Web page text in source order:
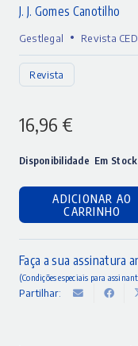
J. J. Gomes Canotilho
Gestlegal • Revista
Revista
16,96 €
Disponibilidade Em Stock
ADICIONAR AO
CARRINHO
Faça a sua assinatura
(Condições especiais para
Partilhar: